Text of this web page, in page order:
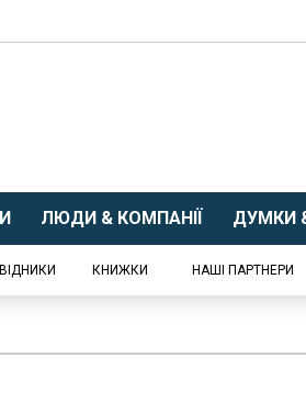
ЛЮДИ & КОМПАНІЇ ДУМКИ
КНИЖКИ НАШІ ПАРТНЕРИ